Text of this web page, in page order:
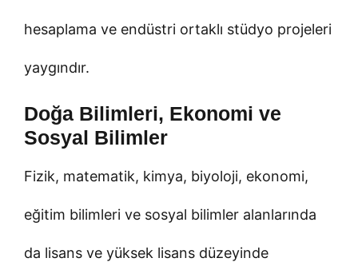
hesaplama ve endüstri ortaklı stüdyo projeleri
yaygındır.
Doğa Bilimleri, Ekonomi ve
Sosyal Bilimler
Fizik, matematik, kimya, biyoloji, ekonomi,
eğitim bilimleri ve sosyal bilimler alanlarında
da lisans ve yüksek lisans düzeyinde